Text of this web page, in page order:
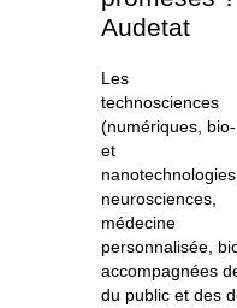
Evenements
Audetat
Les
technosciences
(numériques, bio-
et
nanotechnologies,
neurosciences,
médecine
personnalisée,
accompagnées
du public et des